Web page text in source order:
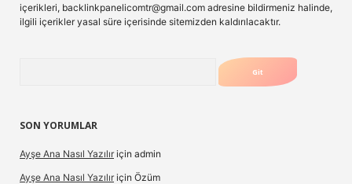
içerikleri, backlinkpanelicomtr@gmail.com adresine bildirmeniz halinde,
ilgili içerikler yasal süre içerisinde sitemizden kaldırılacaktır.
SON YORUMLAR
Ayşe Ana Nasıl Yazılır için admin
Ayşe Ana Nasıl Yazılır için Özüm